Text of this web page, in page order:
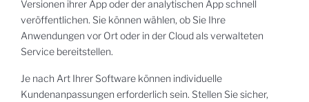
Versionen ihrer App oder der analytischen App schnell
veröffentlichen. Sie können wählen, ob Sie Ihre
Anwendungen vor Ort oder in der Cloud als verwalteten
Service bereitstellen.
Je nach Art Ihrer Software können individuelle
Kundenanpassungen erforderlich sein. Stellen Sie sicher,